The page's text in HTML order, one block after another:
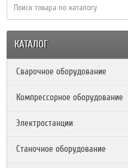
КАТАЛОГ
Сварочное оборудование
Компрессорное оборудование
Электростанции
Станочное оборудование